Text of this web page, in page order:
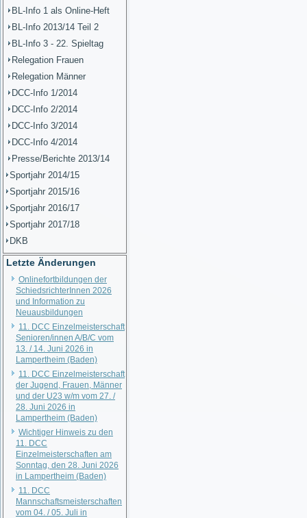
BL-Info 1 als Online-Heft
BL-Info 2013/14 Teil 2
BL-Info 3 - 22. Spieltag
Relegation Frauen
Relegation Männer
DCC-Info 1/2014
DCC-Info 2/2014
DCC-Info 3/2014
DCC-Info 4/2014
Presse/Berichte 2013/14
Sportjahr 2014/15
Sportjahr 2015/16
Sportjahr 2016/17
Sportjahr 2017/18
DKB
Letzte Änderungen
Onlinefortbildungen der
SchiedsrichterInnen 2026
und Information zu
Neuausbildungen
11. DCC Einzelmeisterschaft
Senioren/innen A/B/C vom
13. / 14. Juni 2026 in
Lampertheim (Baden)
11. DCC Einzelmeisterschaft
der Jugend, Frauen, Männer
und der U23 w/m vom 27. /
28. Juni 2026 in
Lampertheim (Baden)
Wichtiger Hinweis zu den
11. DCC
Einzelmeisterschaften am
Sonntag, den 28. Juni 2026
in Lampertheim (Baden)
11. DCC
Mannschaftsmeisterschaften
vom 04. / 05. Juli in